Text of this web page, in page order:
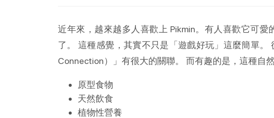
近年來，越來越多人喜歡上 Pikmin。有人喜歡它可愛
了。
這種感覺，其實不只是「遊戲好玩」這麼簡單。
Connection ）」有很大的關聯。 而有趣的是，這種自
原型食物
天然飲食
植物性營養